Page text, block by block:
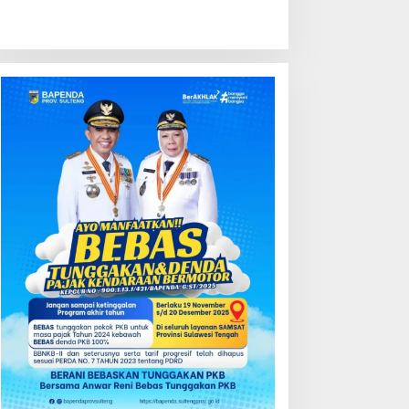
Bidik
Sekolah Lansia
Perkembangan
Asuransi,
dan Dana
Juni 2026
Kredit Perbankan Tumbuh
12,67 Persen, Kualitas Aset
dan Ketahanan Modal
Tetap Kokoh Juni 2026